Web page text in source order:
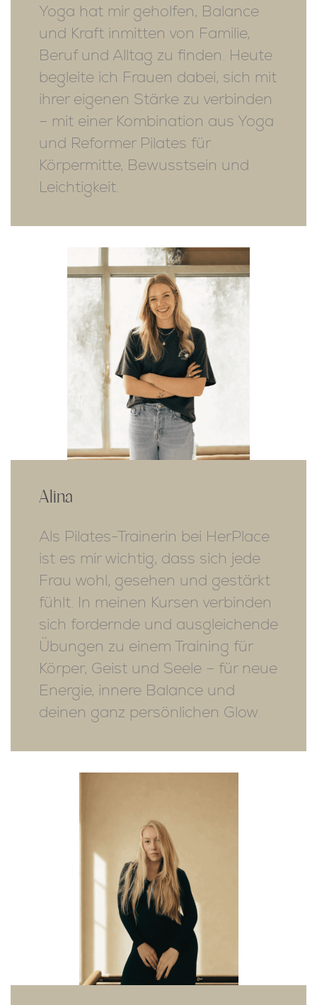
Yoga hat mir geholfen, Balance
und Kraft inmitten von Familie,
Beruf und Alltag zu finden. Heute
begleite ich Frauen dabei, sich mit
ihrer eigenen Stärke zu verbinden
– mit einer Kombination aus Yoga
und Reformer Pilates für
Körpermitte, Bewusstsein und
Leichtigkeit.
Alina
Als Pilates-Trainerin bei HerPlace
ist es mir wichtig, dass sich jede
Frau wohl, gesehen und gestärkt
fühlt. In meinen Kursen verbinden
sich fordernde und ausgleichende
Übungen zu einem Training für
Körper, Geist und Seele – für neue
Energie, innere Balance und
deinen ganz persönlichen Glow.